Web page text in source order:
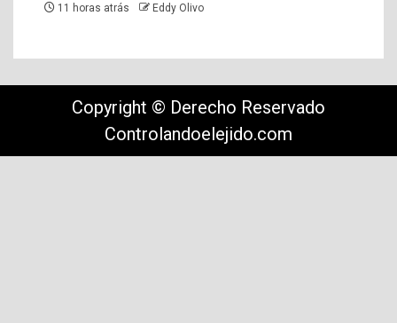
11 horas atrás Eddy Olivo
Copyright © Derecho Reservado
Controlandoelejido.com